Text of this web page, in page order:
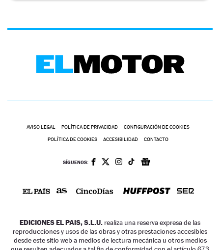
AVISO LEGAL POLÍTICA DE PRIVACIDAD CONFIGURACIÓN DE COOKIES
POLÍTICA DE COOKIES ACCESIBILIDAD CONTACTO
SÍGUENOS:
EDICIONES EL PAIS, S.L.U. realiza una reserva expresa de las
reproducciones y usos de las obras y otras prestaciones accesibles
desde este sitio web a medios de lectura mecánica u otros medios